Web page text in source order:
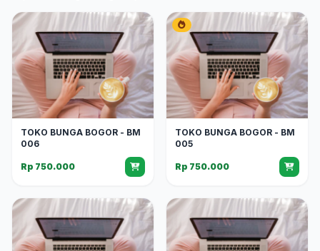
TOKO BUNGA BOGOR - BM
006
Rp 750.000
TOKO BUNGA BOGOR - BM
005
Rp 750.000